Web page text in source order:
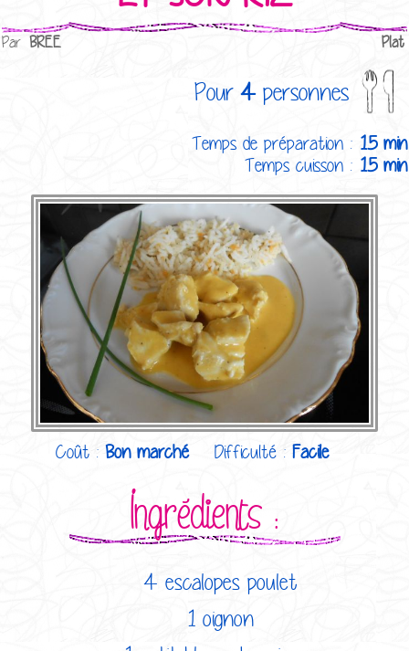
Par BREE Plat
Pour4personnes
Temps de préparation : 15 min
Temps cuisson : 15 min
Coût : Bon marché Difficulté : Facile
Ingrédients :
4 escalopes poulet
1 oignon